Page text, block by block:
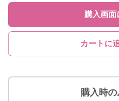
購入画面
カートに
購入時